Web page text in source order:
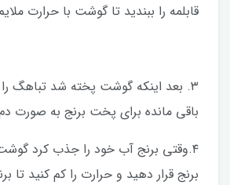
قابلمه را ببندید تا گوشت با حرارت
۳. بعد اینکه گوشت پخته شد تباهگ
باقی مانده برای پخت برنج به صورت
۴.وقتی برنج آب خود را جذب کرد
برنج قرار دهید و حرارت را کم کنید تا